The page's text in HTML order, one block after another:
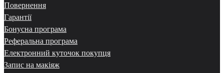
Повернення
Гарантії
Бонусна програма
Реферальна програма
Електронний куточок покупця
Запис на макіяж